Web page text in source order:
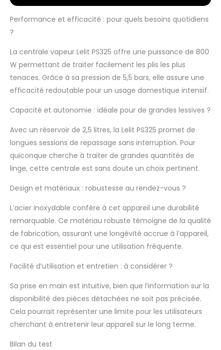
Performance et efficacité : pour quels besoins quotidiens
?
La centrale vapeur Lelit PS325 offre une puissance de 800
W permettant de traiter facilement les plis les plus
tenaces. Grâce à sa pression de 5,5 bars, elle assure une
efficacité redoutable pour un usage domestique intensif.
Capacité et autonomie : idéale pour de grandes lessives ?
Avec un réservoir de 2,5 litres, la Lelit PS325 promet de
longues sessions de repassage sans interruption. Pour
quiconque cherche à traiter de grandes quantités de
linge, cette centrale est sans doute un choix pertinent.
Design et matériaux : robustesse au rendez-vous ?
L’acier inoxydable confère à cet appareil une durabilité
remarquable. Ce matériau robuste témoigne de la qualité
de fabrication, assurant une longévité accrue à l’appareil,
ce qui est essentiel pour une utilisation fréquente.
Facilité d’utilisation et entretien : à considérer ?
Sa prise en main est intuitive, bien que l’information sur la
disponibilité des pièces détachées ne soit pas précisée.
Cela pourrait représenter une limite pour les utilisateurs
cherchant à entretenir leur appareil sur le long terme.
Bilan du test